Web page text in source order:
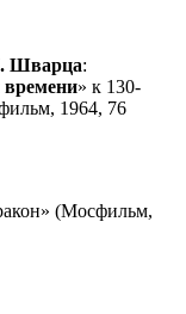
Шварца:
времени» к 130-
1964, 76
(Мосфильм,